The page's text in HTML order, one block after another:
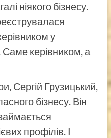
ніякого бізнесу.
у
Саме керівником, а
Сергій Грузицький,
бізнесу. Він
профілів. І